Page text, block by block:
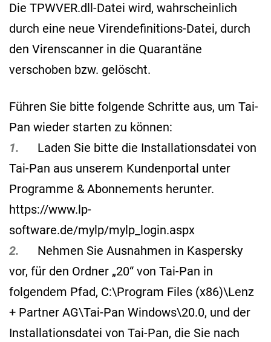
Die TPWVER.dll-Datei wird, wahrscheinlich
durch eine neue Virendefinitions-Datei, durch
den Virenscanner in die Quarantäne
verschoben bzw. gelöscht.
Führen Sie bitte folgende Schritte aus, um Tai-
Pan wieder starten zu können:
1.
Laden Sie bitte die Installationsdatei von
Tai-Pan aus unserem Kundenportal unter
Programme & Abonnements herunter.
https://www.lp-
software.de/mylp/mylp_login.aspx
2.
Nehmen Sie Ausnahmen in Kaspersky
vor, für den Ordner „20“ von Tai-Pan in
folgendem Pfad, C:\Program Files (x86)\Lenz
+ Partner AG\Tai-Pan Windows\20.0, und der
Installationsdatei von Tai-Pan, die Sie nach